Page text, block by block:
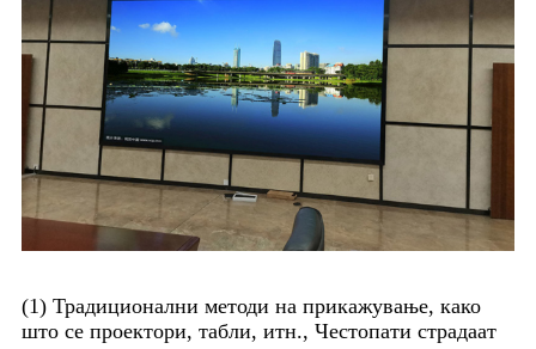
(1) Традиционални методи на прикажување, како
што се проектори, табли, итн., Честопати страдаат